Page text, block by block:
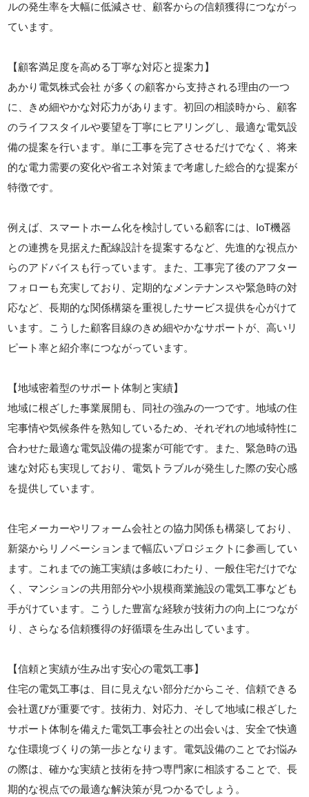
ルの発生率を大幅に低減させ、顧客からの信頼獲得につながっ
ています。
【顧客満足度を高める丁寧な対応と提案力】
あかり電気株式会社 が多くの顧客から支持される理由の一つ
に、きめ細やかな対応力があります。初回の相談時から、顧客
のライフスタイルや要望を丁寧にヒアリングし、最適な電気設
備の提案を行います。単に工事を完了させるだけでなく、将来
的な電力需要の変化や省エネ対策まで考慮した総合的な提案が
特徴です。
例えば、スマートホーム化を検討している顧客には、IoT機器
との連携を見据えた配線設計を提案するなど、先進的な視点か
らのアドバイスも行っています。また、工事完了後のアフター
フォローも充実しており、定期的なメンテナンスや緊急時の対
応など、長期的な関係構築を重視したサービス提供を心がけて
います。こうした顧客目線のきめ細やかなサポートが、高いリ
ピート率と紹介率につながっています。
【地域密着型のサポート体制と実績】
地域に根ざした事業展開も、同社の強みの一つです。地域の住
宅事情や気候条件を熟知しているため、それぞれの地域特性に
合わせた最適な電気設備の提案が可能です。また、緊急時の迅
速な対応も実現しており、電気トラブルが発生した際の安心感
を提供しています。
住宅メーカーやリフォーム会社との協力関係も構築しており、
新築からリノベーションまで幅広いプロジェクトに参画してい
ます。これまでの施工実績は多岐にわたり、一般住宅だけでな
く、マンションの共用部分や小規模商業施設の電気工事なども
手がけています。こうした豊富な経験が技術力の向上につなが
り、さらなる信頼獲得の好循環を生み出しています。
【信頼と実績が生み出す安心の電気工事】
住宅の電気工事は、目に見えない部分だからこそ、信頼できる
会社選びが重要です。技術力、対応力、そして地域に根ざした
サポート体制を備えた電気工事会社との出会いは、安全で快適
な住環境づくりの第一歩となります。電気設備のことでお悩み
の際は、確かな実績と技術を持つ専門家に相談することで、長
期的な視点での最適な解決策が見つかるでしょう。